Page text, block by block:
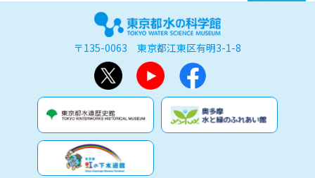
〒135-0063 東京都江東区有明3-1-8